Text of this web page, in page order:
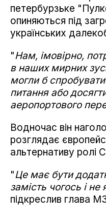
петербурзьке
опиняються під
українських
"Нам, імовірно,
в наших мирних
могли б
питання або
аеропортового
Водночас він
розглядає
альтернативу ролі
"Це має бути
замість чогось і
підкреслив глава